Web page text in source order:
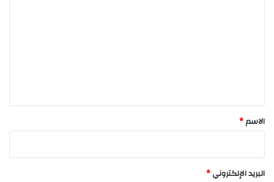
*
الاسم*
البريد الإلكتروني*